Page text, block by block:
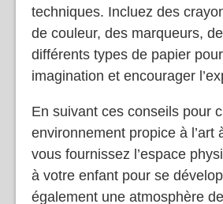
techniques. Incluez des
de couleur, des marqueurs,
différents types de papier
imagination et encourager
En suivant ces conseils pour
environnement propice à l’art
vous fournissez l’espace
à votre enfant pour se
également une atmosphère